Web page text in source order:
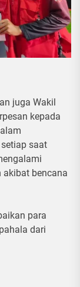
juga Wakil
kepada
saat
bencana
para
dari